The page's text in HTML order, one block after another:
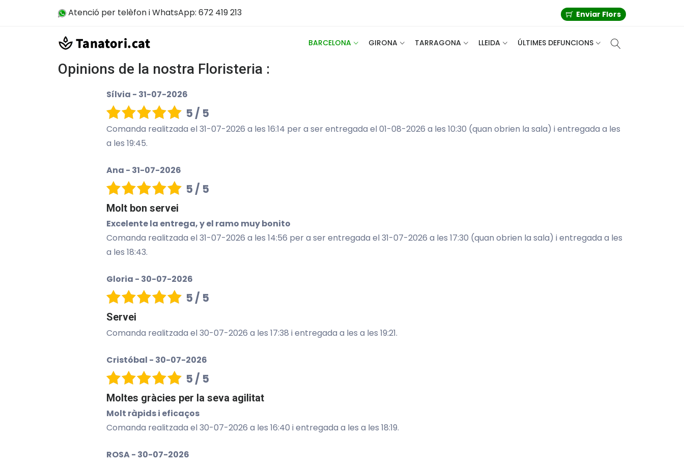
Atenció per telèfon i WhatsApp: 672 419 213 Enviar Flors
BARCELONA GIRONA TARRAGONA LLEIDA ÚLTIMES DEFUNCIONS
Opinions de la nostra Floristeria :
Sílvia - 31-07-2026
5 / 5
Comanda realitzada el 31-07-2026 a les 16:14 per a ser entregada el 01-08-2026 a les 10:30 (quan obrien la sala) i entregada a les
a les 19:45.
Ana - 31-07-2026
5 / 5
Molt bon servei
Excelente la entrega, y el ramo muy bonito
Comanda realitzada el 31-07-2026 a les 14:56 per a ser entregada el 31-07-2026 a les 17:30 (quan obrien la sala) i entregada a les
a les 18:43.
Gloria - 30-07-2026
5 / 5
Servei
Comanda realitzada el 30-07-2026 a les 17:38 i entregada a les a les 19:21.
Cristóbal - 30-07-2026
5 / 5
Moltes gràcies per la seva agilitat
Molt ràpids i eficaços
Comanda realitzada el 30-07-2026 a les 16:40 i entregada a les a les 18:19.
ROSA - 30-07-2026